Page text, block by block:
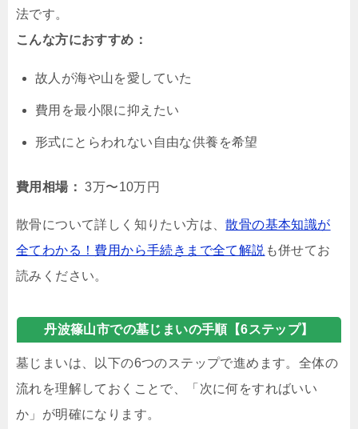
法です。
こんな方におすすめ：
故人が海や山を愛していた
費用を最小限に抑えたい
形式にとらわれない自由な供養を希望
費用相場： 3万〜10万円
散骨について詳しく知りたい方は、散骨の基本知識が
全てわかる！費用から手続きまで全て解説 も併せてお
読みください。
丹波篠山市での墓じまいの手順【6ステップ】
墓じまいは、以下の6つのステップで進めます。全体の
流れを理解しておくことで、「次に何をすればいい
か」が明確になります。